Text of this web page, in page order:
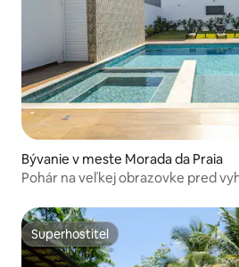
Bývanie v meste Morada da Praia
Pohár na veľkej obrazovke pred
Superhostiteľ
Superhostiteľ